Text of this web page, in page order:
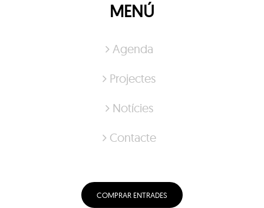
MENÚ
Agenda
Projectes
Notícies
Contacte
COMPRAR ENTRADES